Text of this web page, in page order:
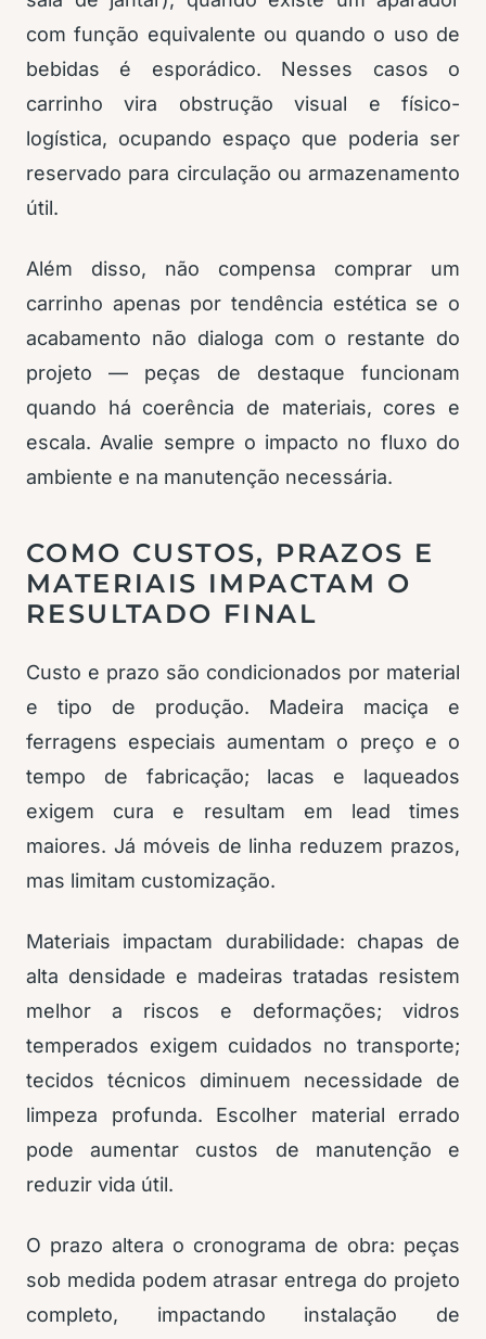
com função equivalente ou quando o uso de
bebidas é esporádico. Nesses casos o
carrinho vira obstrução visual e físico-
logística, ocupando espaço que poderia ser
reservado para circulação ou armazenamento
útil.
Além disso, não compensa comprar um
carrinho apenas por tendência estética se o
acabamento não dialoga com o restante do
projeto — peças de destaque funcionam
quando há coerência de materiais, cores e
escala. Avalie sempre o impacto no fluxo do
ambiente e na manutenção necessária.
COMO CUSTOS, PRAZOS E
MATERIAIS IMPACTAM O
RESULTADO FINAL
Custo e prazo são condicionados por material
e tipo de produção. Madeira maciça e
ferragens especiais aumentam o preço e o
tempo de fabricação; lacas e laqueados
exigem cura e resultam em lead times
maiores. Já móveis de linha reduzem prazos,
mas limitam customização.
Materiais impactam durabilidade: chapas de
alta densidade e madeiras tratadas resistem
melhor a riscos e deformações; vidros
temperados exigem cuidados no transporte;
tecidos técnicos diminuem necessidade de
limpeza profunda. Escolher material errado
pode aumentar custos de manutenção e
reduzir vida útil.
O prazo altera o cronograma de obra: peças
sob medida podem atrasar entrega do projeto
completo, impactando instalação de